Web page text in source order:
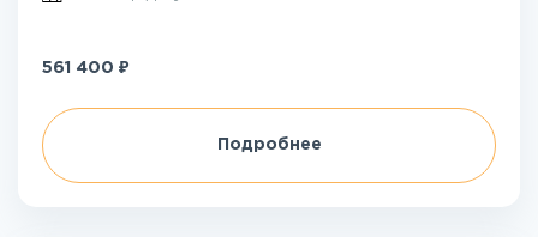
561 400 ₽
Подробнее